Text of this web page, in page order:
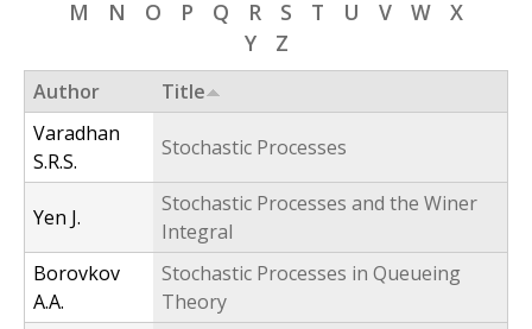
o
r
m
M
N O P Q R S T U V W
X
Y
Z
Author
Title
Varadhan
S.R.S.
Stochastic Processes
Yen J.
Stochastic Processes and the Winer
Integral
Borovkov
A.A.
Stochastic Processes in Queueing
Theory